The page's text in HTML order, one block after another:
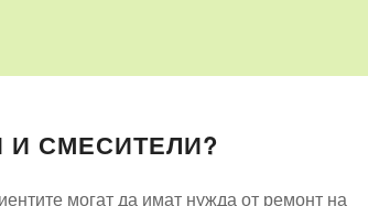
СМЕСИТЕЛИ?
могат да имат нужда от ремонт на